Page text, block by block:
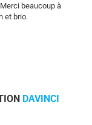
beaucoup à
et brio.
DAVINCI